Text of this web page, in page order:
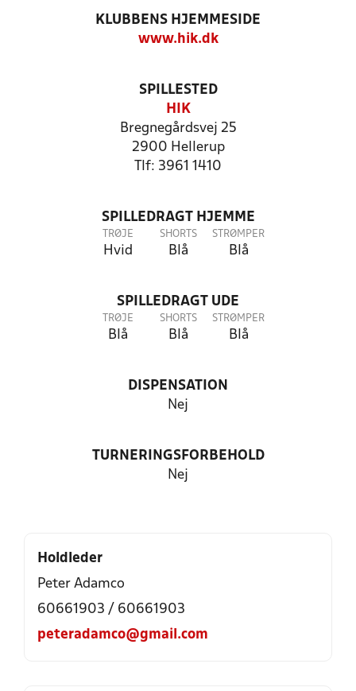
KLUBBENS HJEMMESIDE
www.hik.dk
SPILLESTED
HIK
Bregnegårdsvej 25
2900 Hellerup
Tlf: 3961 1410
SPILLEDRAGT HJEMME
TRØJE
Hvid
SHORTS
Blå
STRØMPER
Blå
SPILLEDRAGT UDE
TRØJE
Blå
SHORTS
Blå
STRØMPER
Blå
DISPENSATION
Nej
TURNERINGSFORBEHOLD
Nej
Holdleder
Peter Adamco
60661903 / 60661903
peteradamco@gmail.com